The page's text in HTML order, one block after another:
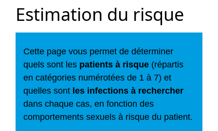
Estimation du risque
Cette page vous permet de déterminer
quels sont les patients à risque (répartis
en catégories numérotées de 1 à 7) et
quelles sont les infections à rechercher
dans chaque cas, en fonction des
comportements sexuels à risque du patient.